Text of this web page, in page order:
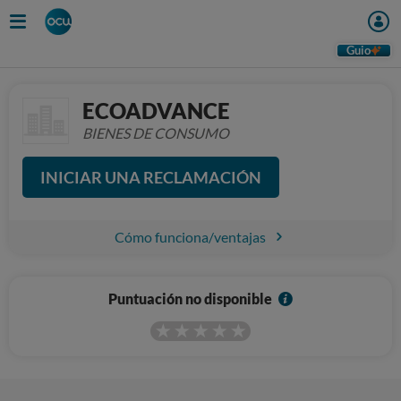
Guio
ECOADVANCE
BIENES DE CONSUMO
INICIAR UNA RECLAMACIÓN
Cómo funciona/ventajas
Puntuación no disponible
I